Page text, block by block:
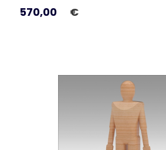
570,00
€